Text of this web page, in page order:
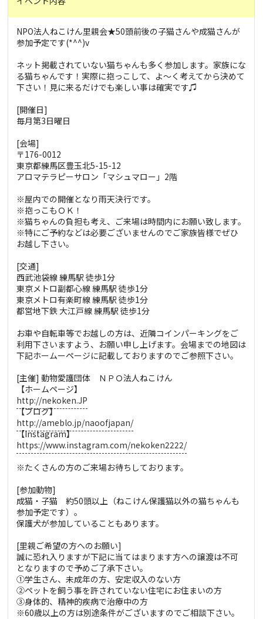
NPO法人ねこけん里親会★50頭前後の子猫さんや成猫さんが
参加予定です(*^^)v
ネット掲載されていない猫ちゃんも多く参加します。家族にな
る猫ちゃんです！実際に抱っこして、よ～く考えてから決めて
下さい！見に来るだけでも楽しい事は確実です♫
[開催日]
毎月第3日曜日
[会場]
〒176-0012
東京都練馬区豊玉北5-15-12
アロマテラピーサロン「マシュマロー」2階
※屋内での開催となり雨天決行です。
※抱っこもＯＫ！
※猫ちゃんの負担も考え、ご来場は時間内にお願い致します。
※特にご予約などは必要ございませんのでご家族皆様でぜひ
お越し下さい。
[交通]
西武池袋線 練馬駅 徒歩1分
東京メトロ副都心線 練馬駅 徒歩1分
東京メトロ有楽町線 練馬駅 徒歩1分
都営地下鉄 大江戸線 練馬駅 徒歩1分
お車や自転車等でお越しの方は、近隣コインパーキングをご
利用下さいますよう、お願い申し上げます。会場までの地図は
下記ホームーページに記載しておりますのでご参照下さい。
[主催] 動物愛護団体 ＮＰＯ法人ねこけん
【ホームページ】
http://nekoken.JP
【ブログ】
http://ameblo.jp/naoofjapan/
【Instagram】
https://www.instagram.com/nekoken2222/
※たくさんの方のご来場お待ちしております。
[参加動物]
成猫・子猫 約50頭以上（ねこけん保護猫以外の猫ちゃんも
参加予定です）。
保護犬が参加していることもあります。
[里親ご希望の方へのお願い]
誠に恐れ入りますが下記に当てはまります方への譲渡は不可
となりますので予めご了承下さい。
①学生さん、未成年の方、安定収入のない方
②ペットを飼う事を許されていない住宅にお住まいの方
③身体的、精神的疾病で治療中の方
※60歳以上の方は別途条件がございますのでご相談下さい。